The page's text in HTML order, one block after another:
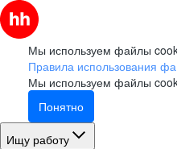
Мы используем файлы
Правила использования
Мы используем файлы
Понятно
Ищу работу